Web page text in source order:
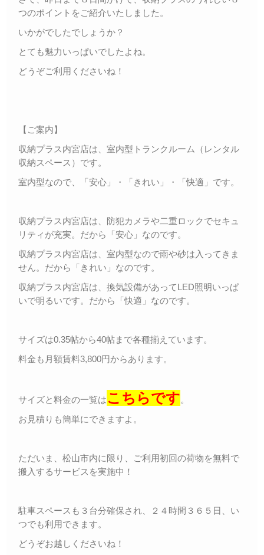
つのポイントをご紹介いたしました。
いかがでしたでしょうか？
とても魅力いっぱいでしたよね。
どうぞご利用くださいね！
【ご案内】
収納プラス内宮店は、室内型トランクルーム（レンタル
収納スペース）です。
室内型なので、「安心」・「きれい」・「快適」です。
収納プラス内宮店は、防犯カメラや二重ロックでセキュ
リティが充実。だから「安心」なのです。
収納プラス内宮店は、室内型なので雨や砂は入ってきま
せん。だから「きれい」なのです。
収納プラス内宮店は、換気設備があってLED照明いっぱ
いで明るいです。だから「快適」なのです。
サイズは0.35帖から40帖まで各種揃えています。
料金も月額賃料3,800円からあります。
サイズと料金の一覧はこちらです。
お見積りも簡単にできますよ。
ただいま、松山市内に限り、ご利用初回の荷物を無料で
搬入するサービスを実施中！
駐車スペースも３台分確保され、２４時間３６５日、い
つでも利用できます。
どうぞお越しくださいね！